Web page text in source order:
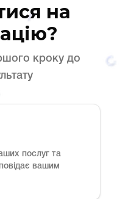
на
кроку до
послуг та
вашим